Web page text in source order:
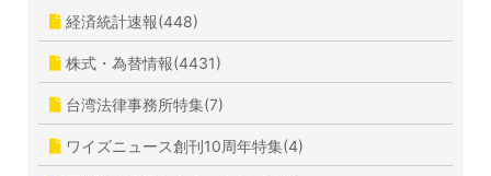
経済統計速報(448)
株式・為替情報(4431)
台湾法律事務所特集(7)
ワイズニュース創刊10周年特集(4)